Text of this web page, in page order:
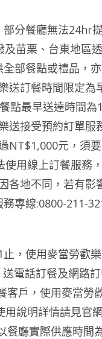
分餐廳無法24hr
苗栗、台東地區
部餐點或禮品，
送訂餐時間限定
點最早送達時間為
送接受預約訂單
NT$1,000元，須
用線上訂餐服務
各地不同，若有影
專線:0800-211-
，使用麥當勞歡
電話訂餐及網路
客戶，使用麥當勞
用說明詳情請見官
餐廳實際供應時間